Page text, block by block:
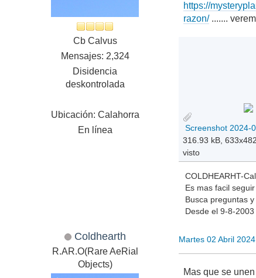
Cb Calvus
Mensajes: 2,324
Disidencia
deskontrolada
Ubicación: Calahorra
En línea
https://
razon/.......
316.93 kB, 633x482
visto
COLDHEARHT-
Es mas facil
Busca preguntas
Desde el 9-8-2003
Coldhearth
R.AR.O(Rare AeRial
Objects)
Martes 02 Abril
Mas que se